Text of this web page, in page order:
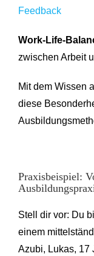
Feedback
Work-Life-
zwischen Arbeit
Mit dem Wissen
diese
Praxisbeispiel:
Stell dir vor: Du
einem
Azubi, Lukas, 17